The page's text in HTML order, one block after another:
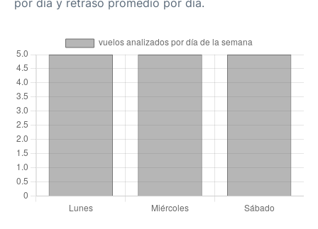
por día y retraso promedio por día.